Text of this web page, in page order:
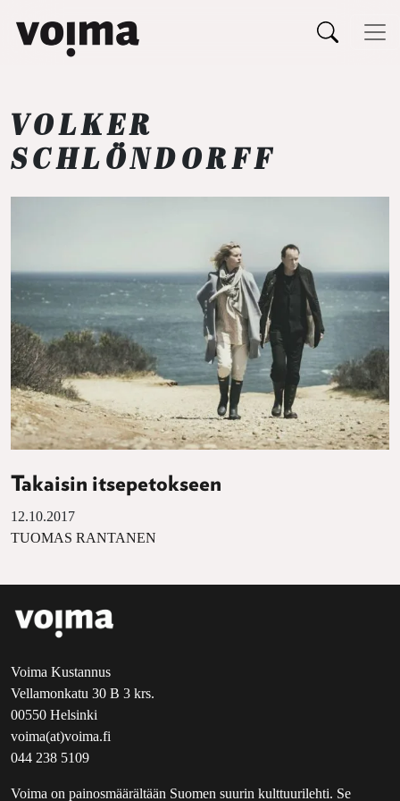
Päävalikko
VOLKER
SCHLÖNDORFF
Takaisin itsepetokseen
12.10.2017
TUOMAS RANTANEN
Voima Kustannus
Vellamonkatu 30 B 3 krs.
00550 Helsinki
voima(at)voima.fi
044 238 5109
Voima on painosmäärältään Suomen suurin kulttuurilehti. Se